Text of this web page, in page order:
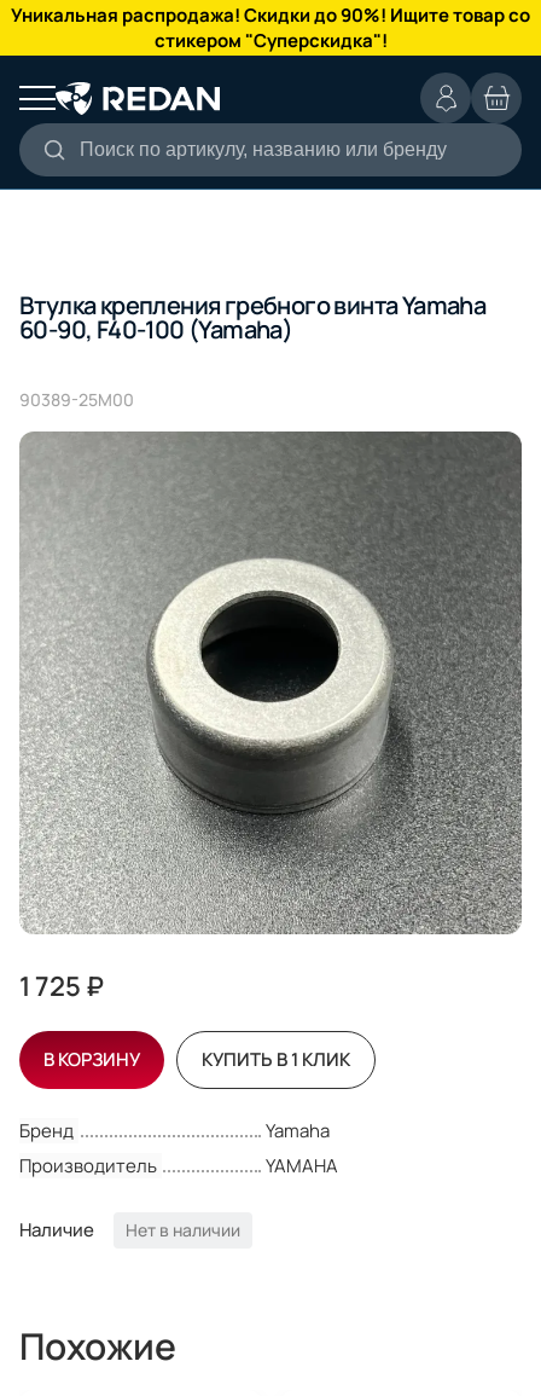
Уникальная распродажа! Скидки до 90%! Ищите товар со
стикером "Суперскидка"!
Поиск по артикулу, названию или бренду
КАТАЛОГ
Втулка крепления гребного винта Yamaha
60-90, F40-100 (Yamaha)
90389-25M00
Бренд
Yamaha
Производитель
YAMAHA
Наличие Нет в наличии
1 725 ₽
В КОРЗИНУ КУПИТЬ В 1 КЛИК
Похожие